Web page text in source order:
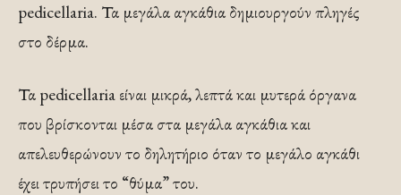
pedicellaria. Τα μεγάλα αγκάθια δημιουργούν πληγές
στο δέρμα.
Τα pedicellaria είναι μικρά, λεπτά και μυτερά όργανα
που βρίσκονται μέσα στα μεγάλα αγκάθια και
απελευθερώνουν το δηλητήριο όταν το μεγάλο αγκάθι
έχει τρυπήσει το “θύμα” του.